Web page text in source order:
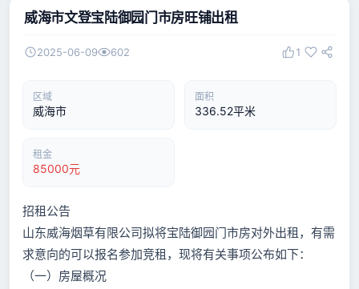
威海市文登宝陆御园门市房旺铺出租
2025-06-09 602 1
区域
威海市
面积
336.52平米
租金
85000元
招租公告
山东威海烟草有限公司拟将宝陆御园门市房对外出租，有需
求意向的可以报名参加竞租，现将有关事项公布如下：
（一）房屋概况